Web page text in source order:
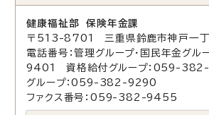
健康福祉部 保険年金課
〒513-8701 三重県鈴鹿市神戸一
電話番号：管理グループ・国民年金グ
9401 資格給付グループ：059-
グループ：059-382-9290
ファクス番号：059-382-9455